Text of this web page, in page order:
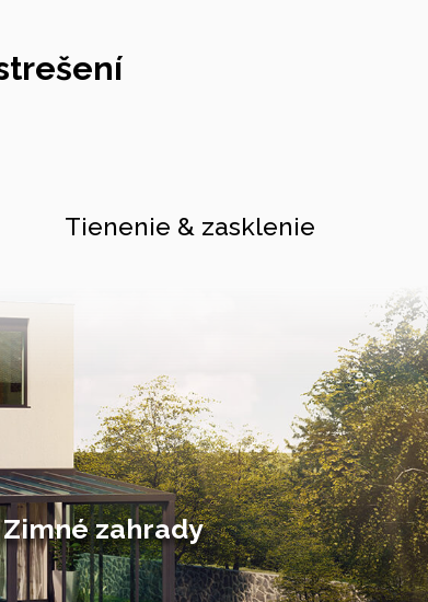
Tienenie & zasklenie
Zimné zahrady
zimné záhrady
zimné záhrady
zimné záhrady